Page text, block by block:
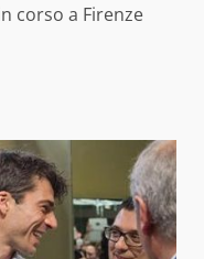
corso a Firenze